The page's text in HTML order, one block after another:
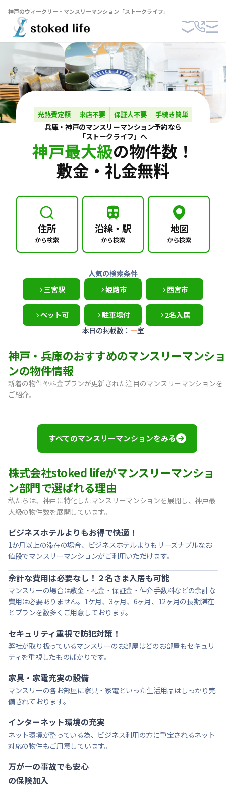
神戸のウィークリー・マンスリーマンション「ストークライフ」
光熱費定額 来店不要 保証人不要 手続き簡単
兵庫・神戸のマンスリーマンション予約なら
「ストークライフ」へ
神戸最大級の物件数！
敷金・礼金無料
住所
から検索
沿線・駅
から検索
地図
から検索
人気の検索条件
三宮駅
姫路市 西宮市
ペット可 駐車場付
2名入居
本日の掲載数： —室
神戸・兵庫のおすすめのマンスリーマンショ
ンの物件情報
新着の物件や料金プランが更新された注目のマンスリーマンションを
ご紹介。
【灘区・JR六甲道】Sステイ六甲道SOUTH・OL｜禁煙ル
【東灘区・摂津本山】Sステイ本山サンハイツOL｜禁煙
【東灘区・JR住吉】Sステイ神戸住吉本町OL｜禁煙ルーム
【神戸・春日野道】Sステイ三宮東アスヴェル｜禁煙ルー
【宝塚市・逆瀬川】Sステイ逆瀬川｜禁煙ルーム・Wi-Fi無料
【西宮北口】Sステイ西宮北口第２｜禁煙ルーム・Wi-Fiレ
【西宮北口】Sステイ西宮北口第２｜禁煙ルーム・Wi-Fiレ
【神戸・三宮】Sステイ神戸三宮レガニール｜禁煙ルーム
すべてのマンスリーマンションをみる
株式会社stoked lifeがマンスリーマンショ
ン部門で選ばれる理由
私たちは、神戸に特化したマンスリーマンションを展開し、神戸最
大級の物件数を展開しています。
ビジネスホテルよりもお得で快適！
1か月以上の滞在の場合、ビジネスホテルよりもリーズナブルなお
値段でマンスリーマンションがご利用いただけます。
余計な費用は必要なし！２名さま入居も可能
マンスリーの場合は敷金・礼金・保証金・仲介手数料などの余計な
費用は必要ありません。1ケ月、3ヶ月、6ヶ月、12ヶ月の長期滞在
とプランを数多くご用意しております。
セキュリティ重視で防犯対策！
弊社が取り扱っているマンスリーのお部屋はどのお部屋もセキュリ
ティを重視したものばかりです。
家具・家電充実の設備
マンスリーの各お部屋に家具・家電といった生活用品はしっかり完
備されております。
インターネット環境の充実
ネット環境が整っている為、ビジネス利用の方に重宝されるネット
対応の物件もご用意しています。
万が一の事故でも安心
の保険加入